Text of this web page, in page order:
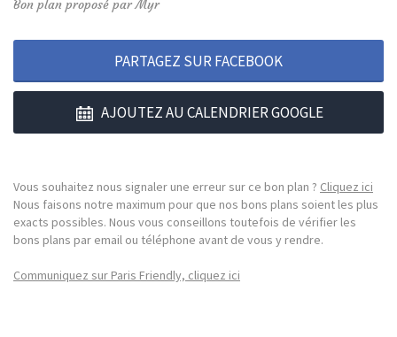
Bon plan proposé par Myr
PARTAGEZ SUR FACEBOOK
AJOUTEZ AU CALENDRIER GOOGLE
Vous souhaitez nous signaler une erreur sur ce bon plan ? Cliquez ici
Nous faisons notre maximum pour que nos bons plans soient les plus
exacts possibles. Nous vous conseillons toutefois de vérifier les
bons plans par email ou téléphone avant de vous y rendre.
Communiquez sur Paris Friendly, cliquez ici